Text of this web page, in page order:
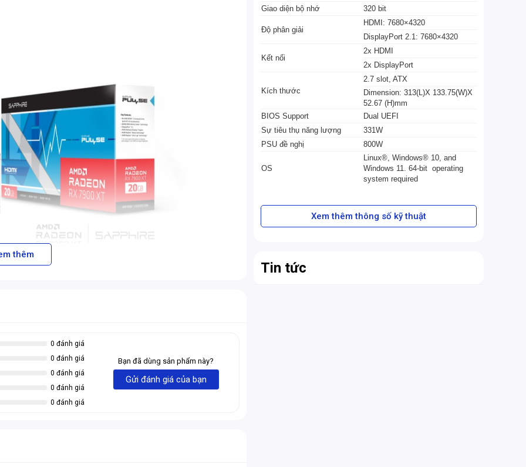
kế với nguồn điện kỹ thuật số giúp kiểm soát nguồn
thêm
0 đánh giá
0 đánh giá
0 đánh giá
0 đánh giá
0 đánh giá
Bạn đã dùng sản phẩm này?
Gửi đánh giá của bạn
Giao diện bộ nhớ
320 bit
Độ phân giải
HDMI: 7680×4320
DisplayPort 2.1: 7680×4320
Kết nối
2x HDMI
2x DisplayPort
Kích thước
2.7 slot, ATX
Dimension: 313(L)X 133.75(W)X
52.67 (H)mm
BIOS Support
Dual UEFI
Sự tiêu thụ năng lượng
331W
PSU đề nghị
800W
OS
Linux®, Windows® 10, and
Windows 11. 64-bit operating
system required
Xem thêm thông số kỹ thuật
Tin tức